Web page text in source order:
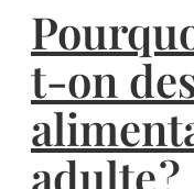
t-on
adulte ?